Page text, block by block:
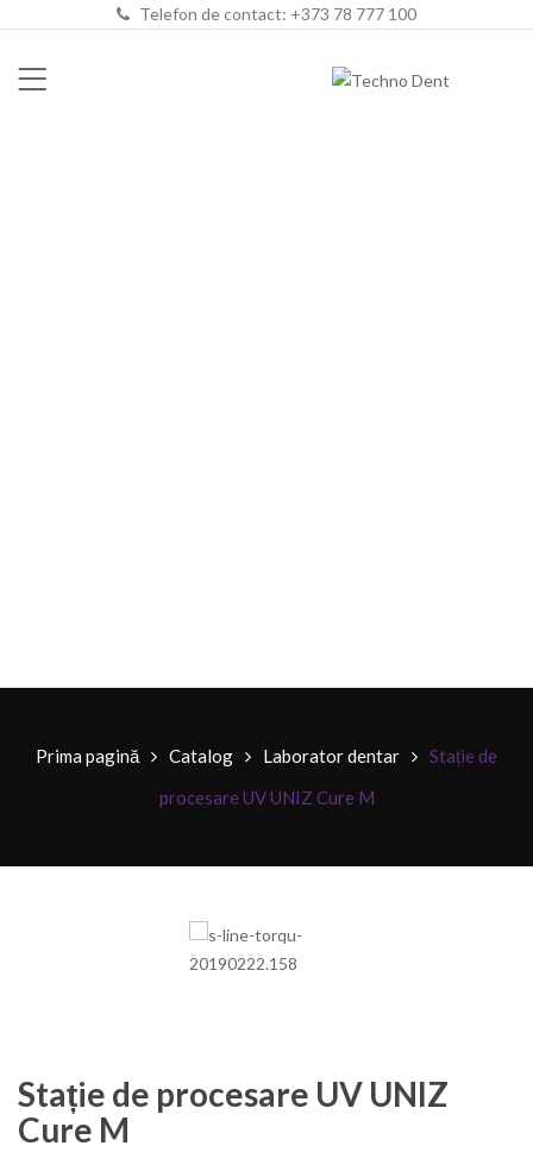
Telefon de contact: +373 78 777 100
Prima pagină Catalog Laborator dentar
Stație de
procesare UV UNIZ Cure M
Stație de procesare UV UNIZ
Cure M